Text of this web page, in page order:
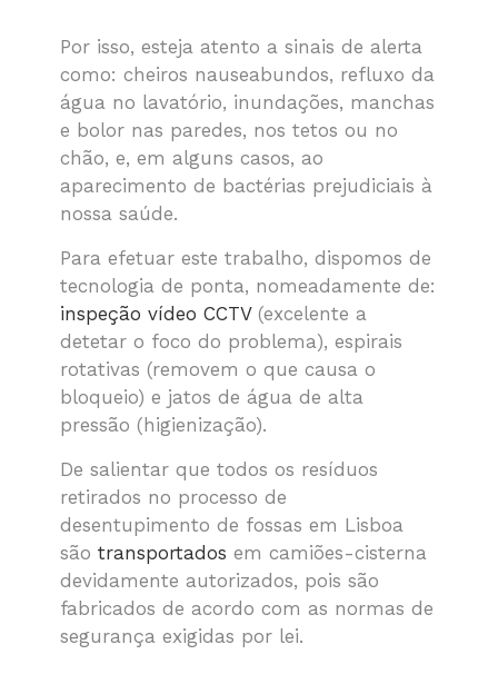
Por isso, esteja atento a sinais de alerta
como: cheiros nauseabundos, refluxo da
água no lavatório, inundações, manchas
e bolor nas paredes, nos tetos ou no
chão, e, em alguns casos, ao
aparecimento de bactérias prejudiciais à
nossa saúde.
Para efetuar este trabalho, dispomos de
tecnologia de ponta, nomeadamente de:
inspeção vídeo CCTV(excelente a
detetar o foco do problema), espirais
rotativas (removem o que causa o
bloqueio) e jatos de água de alta
pressão (higienização).
De salientar que todos os resíduos
retirados no processo de
desentupimento de fossas em Lisboa
são transportados em camiões-cisterna
devidamente autorizados, pois são
fabricados de acordo com as normas de
segurança exigidas por lei.